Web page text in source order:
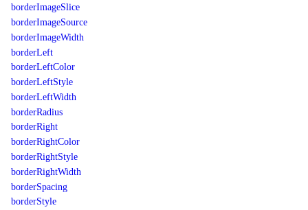
borderImageSlice
borderImageSource
borderImageWidth
borderLeft
borderLeftColor
borderLeftStyle
borderLeftWidth
borderRadius
borderRight
borderRightColor
borderRightStyle
borderRightWidth
borderSpacing
borderStyle